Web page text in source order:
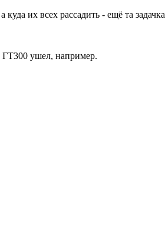
их всех рассадить - ещё та задачка
ушел, например.